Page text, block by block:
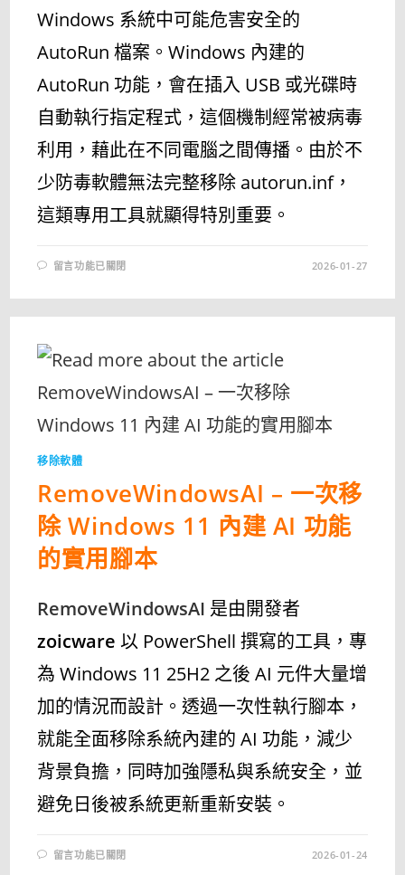
Windows 系統中可能危害安全的
AutoRun 檔案。Windows 內建的
AutoRun 功能，會在插入 USB 或光碟時
自動執行指定程式，這個機制經常被病毒
利用，藉此在不同電腦之間傳播。由於不
少防毒軟體無法完整移除 autorun.inf，
這類專用工具就顯得特別重要。
在
〈[更
快
移
除
自
執
行
毒
–
FILE
REMOVER
6.0〉
中
留言功能已關閉 2026-01-27
移除軟體
RemoveWindowsAI – 一次移
除 Windows 11 內建 AI 功能
的實用腳本
RemoveWindowsAI 是由開發者
zoicware 以 PowerShell 撰寫的工具，專
為 Windows 11 25H2 之後 AI 元件大量增
加的情況而設計。透過一次性執行腳本，
就能全面移除系統內建的 AI 功能，減少
背景負擔，同時加強隱私與系統安全，並
避免日後被系統更新重新安裝。
在
〈REMOVEWINDOWSAI
留言功能已關閉 2026-01-24